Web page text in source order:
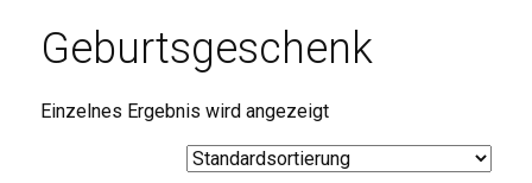
Geburtsgeschenk
Einzelnes Ergebnis wird angezeigt